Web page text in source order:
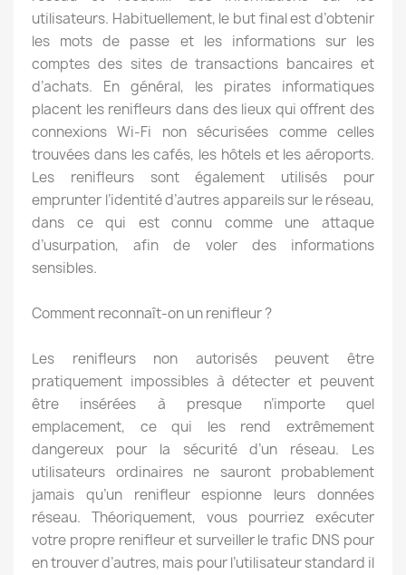
utilisateurs. Habituellement, le but final est d’obtenir
les mots de passe et les informations sur les
comptes des sites de transactions bancaires et
d’achats. En général, les pirates informatiques
placent les renifleurs dans des lieux qui offrent des
connexions Wi-Fi non sécurisées comme celles
trouvées dans les cafés, les hôtels et les aéroports.
Les renifleurs sont également utilisés pour
emprunter l’identité d’autres appareils sur le réseau,
dans ce qui est connu comme une attaque
d’usurpation, afin de voler des informations
sensibles.
Comment reconnaît-on un renifleur ?
Les renifleurs non autorisés peuvent être
pratiquement impossibles à détecter et peuvent
être insérées à presque n’importe quel
emplacement, ce qui les rend extrêmement
dangereux pour la sécurité d’un réseau. Les
utilisateurs ordinaires ne sauront probablement
jamais qu’un renifleur espionne leurs données
réseau. Théoriquement, vous pourriez exécuter
votre propre renifleur et surveiller le trafic DNS pour
en trouver d’autres, mais pour l’utilisateur standard il